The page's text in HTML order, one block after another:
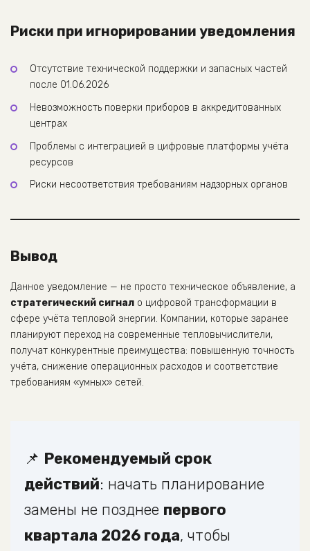
Риски при игнорировании уведомления
Отсутствие технической поддержки и запасных частей
после 01.06.2026
Невозможность поверки приборов в аккредитованных
центрах
Проблемы с интеграцией в цифровые платформы учёта
ресурсов
Риски несоответствия требованиям надзорных органов
Вывод
Данное уведомление — не просто техническое объявление, а
стратегический сигнал о цифровой трансформации в
сфере учёта тепловой энергии. Компании, которые заранее
планируют переход на современные тепловычислители,
получат конкурентные преимущества: повышенную точность
учёта, снижение операционных расходов и соответствие
требованиям «умных» сетей.
📌 Рекомендуемый срок
действий: начать планирование
замены не позднее первого
квартала 2026 года, чтобы